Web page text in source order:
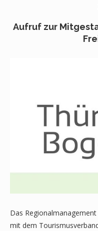
Aufruf zur
Das
mit dem